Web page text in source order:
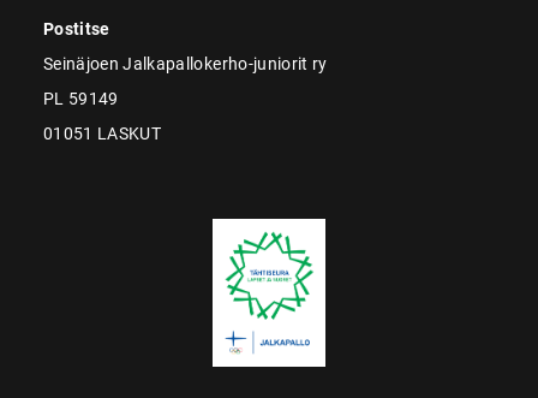
Postitse
Seinäjoen Jalkapallokerho-juniorit ry
PL 59149
01051 LASKUT